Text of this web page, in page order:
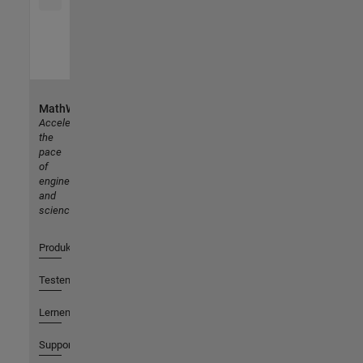
MathWorks
Accelerating
the
pace
of
engineering
and
science
Produkte
Testen oder Kaufen
Lernen
Support